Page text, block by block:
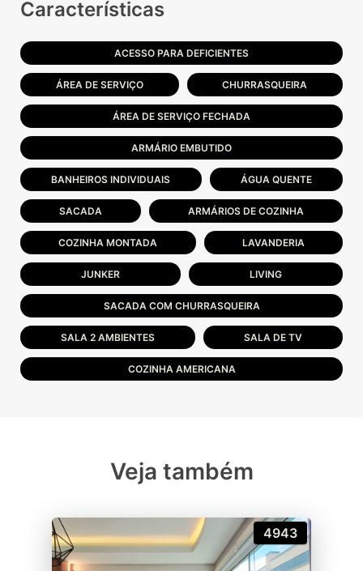
Características
ACESSO PARA DEFICIENTES
ÁREA DE SERVIÇO CHURRASQUEIRA
ÁREA DE SERVIÇO FECHADA
ARMÁRIO EMBUTIDO
BANHEIROS INDIVIDUAIS ÁGUA QUENTE
SACADA ARMÁRIOS DE COZINHA
COZINHA MONTADA LAVANDERIA
JUNKER LIVING
SACADA COM CHURRASQUEIRA
SALA 2 AMBIENTES SALA DE TV
COZINHA AMERICANA
Veja também
4943